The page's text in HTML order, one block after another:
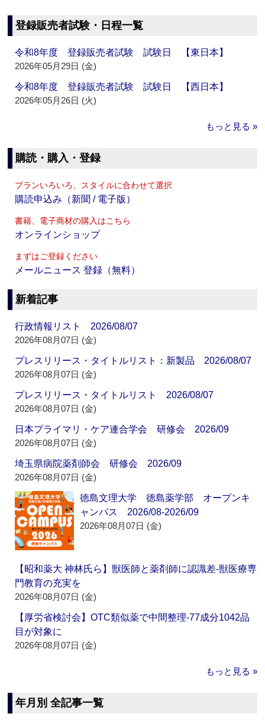
登録販売者試験・日程一覧
令和8年度 登録販売者試験 試験日 【東日本】
2026年05月29日 (金)
令和8年度 登録販売者試験 試験日 【西日本】
2026年05月26日 (火)
もっと見る »
購読・購入・登録
プランいろいろ、スタイルに合わせて選択
購読申込み（新聞 / 電子版）
書籍、電子商材の購入はこちら
オンラインショップ
まずはご登録ください
メールニュース 登録（無料）
新着記事
行政情報リスト 2026/08/07
2026年08月07日 (金)
プレスリリース・タイトルリスト：新製品 2026/08/07
2026年08月07日 (金)
プレスリリース・タイトルリスト 2026/08/07
2026年08月07日 (金)
日本プライマリ・ケア連合学会 研修会 2026/09
2026年08月07日 (金)
埼玉県病院薬剤師会 研修会 2026/09
2026年08月07日 (金)
徳島文理大学 徳島薬学部 オープンキ
ャンパス 2026/08-2026/09
2026年08月07日 (金)
【昭和薬大 神林氏ら】獣医師と薬剤師に認識差‐獣医療専
門教育の充実を
2026年08月07日 (金)
【厚労省検討会】OTC類似薬で中間整理‐77成分1042品
目が対象に
2026年08月07日 (金)
もっと見る »
年月別 全記事一覧